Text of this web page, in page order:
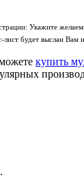
Укажите
будет выслан Вам
купить